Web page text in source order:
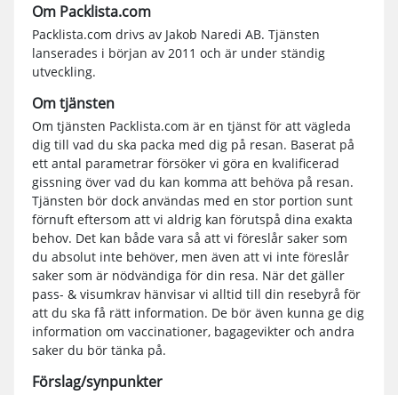
Om Packlista.com
Packlista.com drivs av Jakob Naredi AB. Tjänsten
lanserades i början av 2011 och är under ständig
utveckling.
Om tjänsten
Om tjänsten Packlista.com är en tjänst för att vägleda
dig till vad du ska packa med dig på resan. Baserat på
ett antal parametrar försöker vi göra en kvalificerad
gissning över vad du kan komma att behöva på resan.
Tjänsten bör dock användas med en stor portion sunt
förnuft eftersom att vi aldrig kan förutspå dina exakta
behov. Det kan både vara så att vi föreslår saker som
du absolut inte behöver, men även att vi inte föreslår
saker som är nödvändiga för din resa. När det gäller
pass- & visumkrav hänvisar vi alltid till din resebyrå för
att du ska få rätt information. De bör även kunna ge dig
information om vaccinationer, bagagevikter och andra
saker du bör tänka på.
Förslag/synpunkter